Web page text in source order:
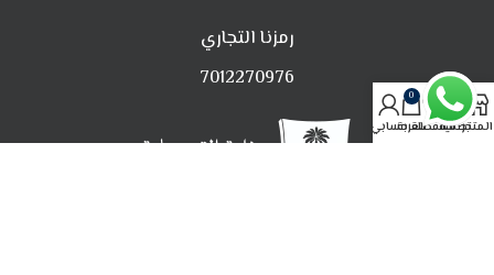
رمزنا التجاري
7012270976
المتجرتصفيةالمفضلة
0
العربةحسابي